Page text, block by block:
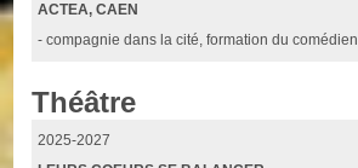
ACTEA, CAEN
- compagnie dans la cité, formation du comédien
Théâtre
2025-2027